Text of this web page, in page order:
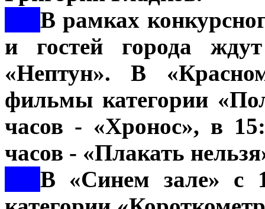
В рамках
и гостей города
«Нептун». В
фильмы категории
часов - «Хронос», в
часов - «Плакать
В «Синем зале» с